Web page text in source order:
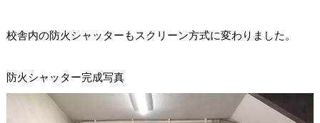
校舎内の防火シャッターもスクリーン方式に変わりました。
防火シャッター完成写真